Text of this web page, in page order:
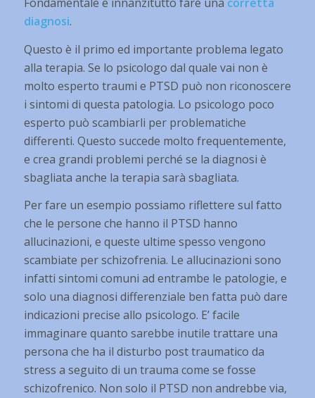
diagnosi.
Questo è il primo ed importante problema legato
alla terapia. Se lo psicologo dal quale vai non è
molto esperto traumi e PTSD può non riconoscere
i sintomi di questa patologia. Lo psicologo poco
esperto può scambiarli per problematiche
differenti. Questo succede molto frequentemente,
e crea grandi problemi perché se la diagnosi è
sbagliata anche la terapia sarà sbagliata.
Per fare un esempio possiamo riflettere sul fatto
che le persone che hanno il PTSD hanno
allucinazioni, e queste ultime spesso vengono
scambiate per schizofrenia. Le allucinazioni sono
infatti sintomi comuni ad entrambe le patologie, e
solo una diagnosi differenziale ben fatta può dare
indicazioni precise allo psicologo. E’ facile
immaginare quanto sarebbe inutile trattare una
persona che ha il disturbo post traumatico da
stress a seguito di un trauma come se fosse
schizofrenico. Non solo il PTSD non andrebbe via,